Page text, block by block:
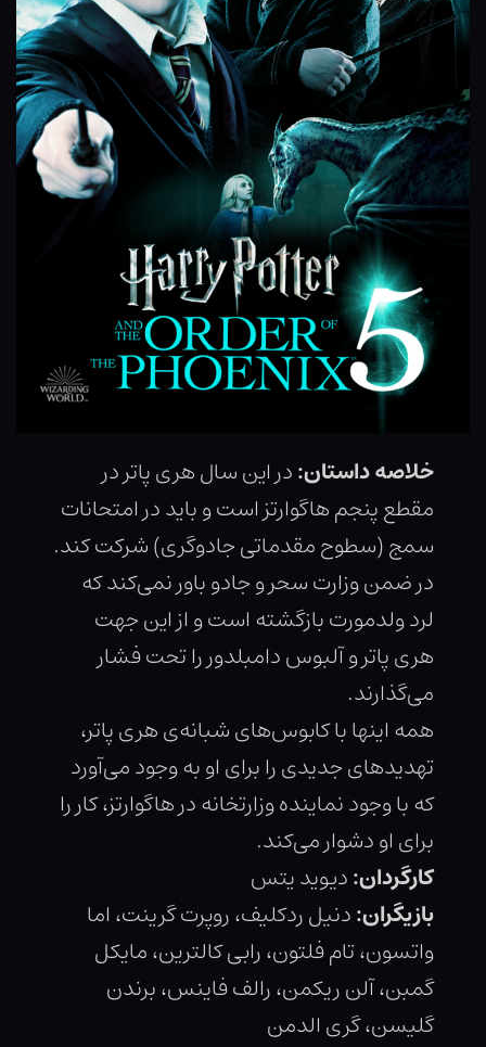
خلاصه داستان:در این سال هری پاتر در
مقطع پنجم هاگوارتز است و باید در امتحانات
سمج (سطوح مقدماتی جادوگری) شرکت کند.
در ضمن وزارت سحر و جادو باور نمی‌کند که
لرد ولدمورت بازگشته است و از این جهت
هری پاتر و آلبوس دامبلدور را تحت فشار
می‌گذارند.
همه اینها با کابوس‌های شبانه‌ی هری پاتر،
تهدیدهای جدیدی را برای او به وجود می‌آورد
که با وجود نماینده وزارتخانه در هاگوارتز، کار را
برای او دشوار می‌کند.
کارگردان:دیوید یتس
بازیگران:دنیل ردکلیف، روپرت گرینت، اما
واتسون، تام فلتون، رابی کالترین، مایکل
گمبن، آلن ریکمن، رالف فاینس، برندن
گلیسن، گری الدمن